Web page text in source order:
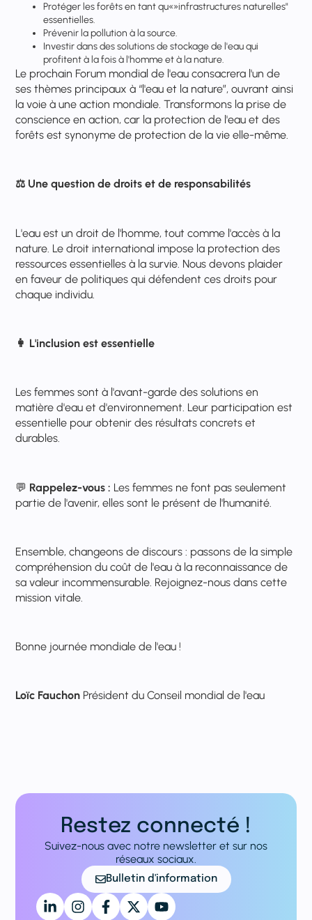
Protéger les forêts en tant qu«»infrastructures naturelles"
essentielles.
Prévenir la pollution à la source.
Investir dans des solutions de stockage de l'eau qui
profitent à la fois à l'homme et à la nature.
Le prochain Forum mondial de l'eau consacrera l'un de
ses thèmes principaux à “l'eau et la nature”, ouvrant ainsi
la voie à une action mondiale. Transformons la prise de
conscience en action, car la protection de l'eau et des
forêts est synonyme de protection de la vie elle-même.
⚖️ Une question de droits et de responsabilités
L'eau est un droit de l'homme, tout comme l'accès à la
nature. Le droit international impose la protection des
ressources essentielles à la survie. Nous devons plaider
en faveur de politiques qui défendent ces droits pour
chaque individu.
👩 L'inclusion est essentielle
Les femmes sont à l'avant-garde des solutions en
matière d'eau et d'environnement. Leur participation est
essentielle pour obtenir des résultats concrets et
durables.
💬 Rappelez-vous : Les femmes ne font pas seulement
partie de l'avenir, elles sont le présent de l'humanité.
Ensemble, changeons de discours : passons de la simple
compréhension du coût de l'eau à la reconnaissance de
sa valeur incommensurable. Rejoignez-nous dans cette
mission vitale.
Bonne journée mondiale de l'eau !
Loïc Fauchon Président du Conseil mondial de l'eau
Restez connecté !
Suivez-nous avec notre newsletter et sur nos
réseaux sociaux.
Bulletin d'information